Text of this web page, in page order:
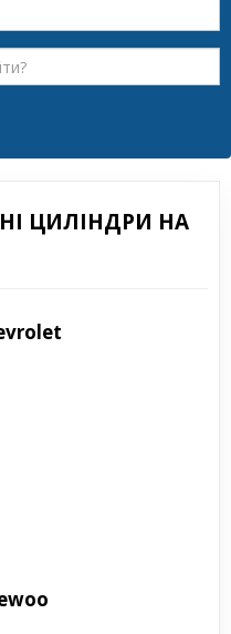
ЦИЛІНДРИ НА